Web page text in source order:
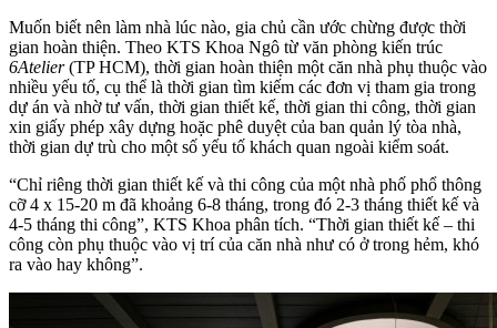
Muốn biết nên làm nhà lúc nào, gia chủ cần ước chừng được thời
gian hoàn thiện. Theo KTS Khoa Ngô từ văn phòng kiến trúc
6Atelier(TP HCM), thời gian hoàn thiện một căn nhà phụ thuộc vào
nhiều yếu tố, cụ thể là thời gian tìm kiếm các đơn vị tham gia trong
dự án và nhờ tư vấn, thời gian thiết kế, thời gian thi công, thời gian
xin giấy phép xây dựng hoặc phê duyệt của ban quản lý tòa nhà,
thời gian dự trù cho một số yếu tố khách quan ngoài kiểm soát.
“Chỉ riêng thời gian thiết kế và thi công của một nhà phố phổ thông
cỡ 4 x 15-20 m đã khoảng 6-8 tháng, trong đó 2-3 tháng thiết kế và
4-5 tháng thi công”, KTS Khoa phân tích. “Thời gian thiết kế – thi
công còn phụ thuộc vào vị trí của căn nhà như có ở trong hẻm, khó
ra vào hay không”.